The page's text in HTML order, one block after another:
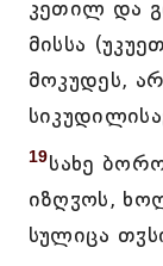
კეთილ და
მისსა
მოკუდეს,
19სახე
იზღჳოს,
სულიცა